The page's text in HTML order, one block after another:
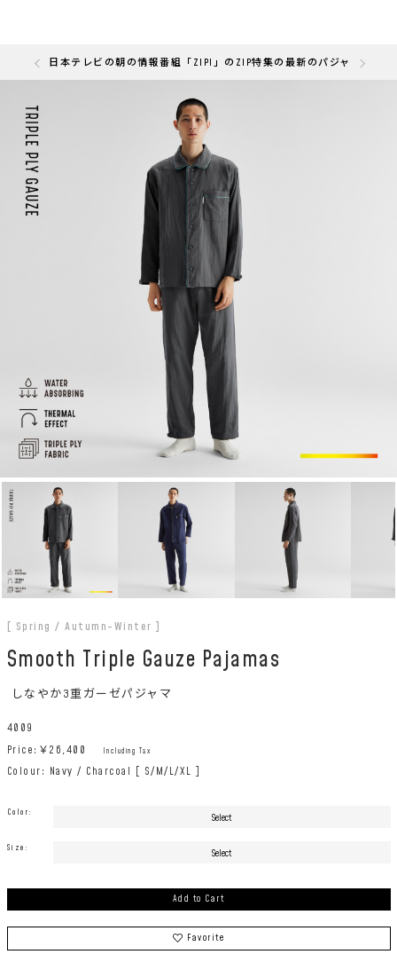
快眠部門」を受賞しました
日本テレビの朝の情報番組「ZIP!」のZIP特集の最新のパジャマとし
[ Spring / Autumn-Winter ]
Smooth Triple Gauze Pajamas
しなやか3重ガーゼパジャマ
4009
Price:￥26,400 Including Tax
Colour: Navy / Charcoal [ S/M/L/XL ]
Color:
Size:
Add to Cart
Favorite